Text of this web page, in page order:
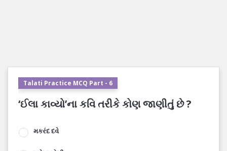
Talati Practice MCQ Part - 6
‘ઈલા કાવ્યો’ના કવિ તરીકે કોણ જાણીતું છે ?
મકરંદ દવે